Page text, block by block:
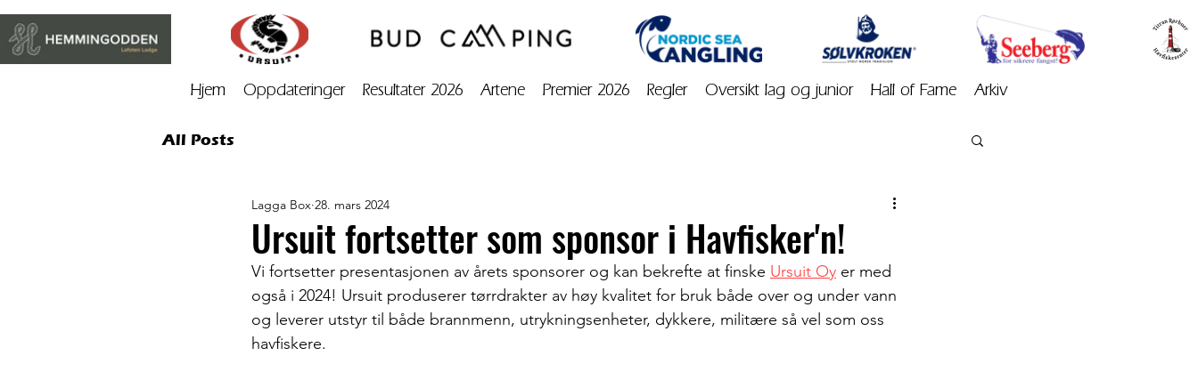
Hjem Oppdateringer Resultater 2026 Artene Premier 2026 Regler Oversikt lag og junior Hall of Fame Arkiv
All Posts
Ursuit fortsetter som sponsor i Havfisker'n!
Lagga Box 28. mars 2024
Vi fortsetter presentasjonen av årets sponsorer og kan bekrefte at finske Ursuit Oy er med
også i 2024! Ursuit produserer tørrdrakter av høy kvalitet for bruk både over og under vann
og leverer utstyr til både brannmenn, utrykningsenheter, dykkere, militære så vel som oss
havfiskere.